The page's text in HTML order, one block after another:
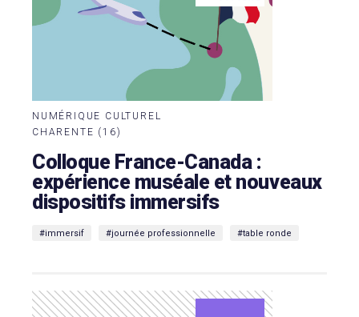
NUMÉRIQUE CULTUREL
CHARENTE (16)
Colloque France-Canada :
expérience muséale et nouveaux
dispositifs immersifs
#immersif #journée professionnelle #table ronde